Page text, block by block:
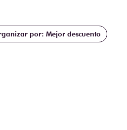
Mejor descuento